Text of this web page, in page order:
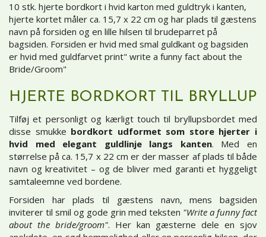
10 stk. hjerte bordkort i hvid karton med guldtryk i kanten,
hjerte kortet måler ca. 15,7 x 22 cm og har plads til gæstens
navn på forsiden og en lille hilsen til brudeparret på
bagsiden. Forsiden er hvid med smal guldkant og bagsiden
er hvid med guldfarvet print" write a funny fact about the
Bride/Groom"
HJERTE BORDKORT TIL BRYLLUP
Tilføj et personligt og kærligt touch til bryllupsbordet med
disse smukke bordkort udformet som store hjerter i
hvid med elegant guldlinje langs kanten. Med en
størrelse på ca. 15,7 x 22 cm er der masser af plads til både
navn og kreativitet – og de bliver med garanti et hyggeligt
samtaleemne ved bordene.
Forsiden har plads til gæstens navn, mens bagsiden
inviterer til smil og gode grin med teksten "Write a funny fact
about the bride/groom". Her kan gæsterne dele en sjov